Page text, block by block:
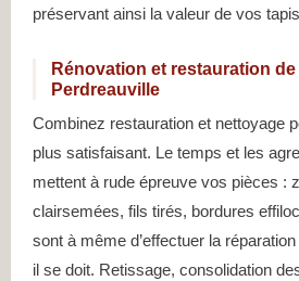
préservant ainsi la valeur de vos
Rénovation et restauration
Perdreauville
Combinez restauration et nettoyage
plus satisfaisant. Le temps et les
mettent à rude épreuve vos pièces :
clairsemées, fils tirés, bordures
sont à même d’effectuer la
il se doit. Retissage, consolidation